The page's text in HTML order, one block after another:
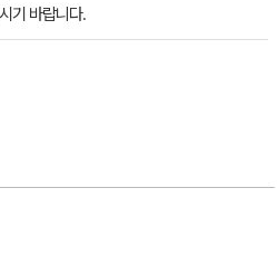
기 바랍니다.